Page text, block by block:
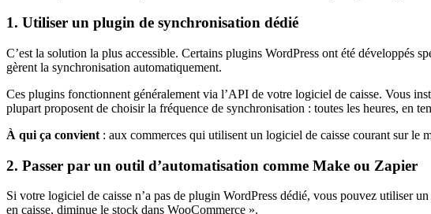
1. Utiliser un plugin de synchronisation dédié
C’est la solution la plus accessible. Certains plugins WordPress ont été développés
gèrent la synchronisation automatiquement.
Ces plugins fonctionnent généralement via l’API de votre logiciel de caisse. Vous
plupart proposent de choisir la fréquence de synchronisation : toutes les heures, en
À qui ça convient : aux commerces qui utilisent un logiciel de caisse courant sur le
2. Passer par un outil d’automatisation comme Make ou Zapier
Si votre logiciel de caisse n’a pas de plugin WordPress dédié, vous pouvez utiliser
en caisse, diminue le stock dans WooCommerce ».